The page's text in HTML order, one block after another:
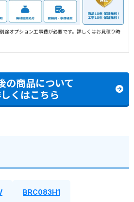
途オプション工事費が必要です。詳しくはお見積り時
の商品について
くはこちら
BRC083H1